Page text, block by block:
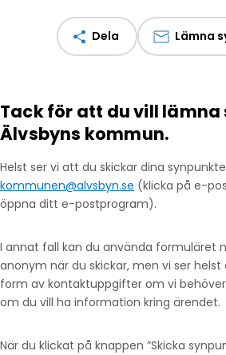
Dela Lämna
Tack för att du vill
Älvsbyns kommun.
Helst ser vi att du skickar dina
kommunen@alvsbyn.se (klicka på e-
öppna ditt e-postprogram).
I annat fall kan du använda formuläret
anonym när du skickar, men vi ser
form av kontaktuppgifter om vi
om du vill ha information kring ärendet.
När du klickat på knappen ”Skicka